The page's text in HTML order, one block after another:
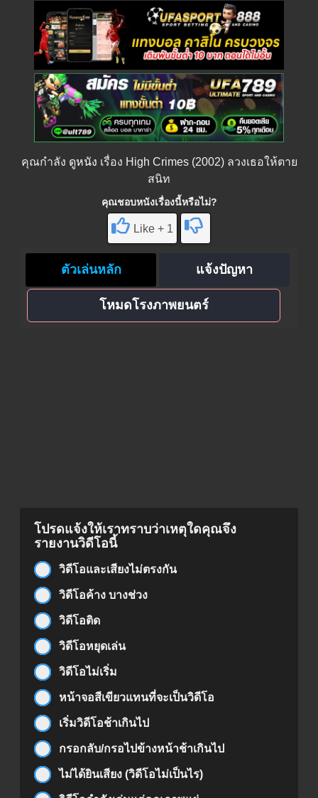
คุณกำลัง ดูหนัง เรื่อง High Crimes (2002) ลวงเธอให้ตาย
สนิท
คุณชอบหนังเรื่องนี้หรือไม่?
Like + 1
ตัวเล่นหลัก แจ้งปัญหา
โหมดโรงภาพยนตร์
โปรดแจ้งให้เราทราบว่าเหตุใดคุณจึง
รายงานวิดีโอนี้
วิดีโอและเสียงไม่ตรงกัน
วิดีโอค้าง บางช่วง
วิดีโอติด
วิดีโอหยุดเล่น
วิดีโอไม่เริ่ม
หน้าจอสีเขียวแทนที่จะเป็นวิดีโอ
เริ่มวิดีโอช้าเกินไป
กรอกลับ/กรอไปข้างหน้าช้าเกินไป
ไม่ได้ยินเสียง (วิดีโอไม่เป็นไร)